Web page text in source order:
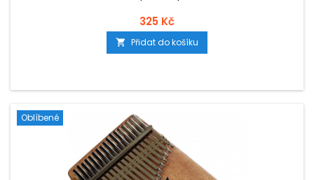
325 Kč
 Přidat do košíku
Oblíbené